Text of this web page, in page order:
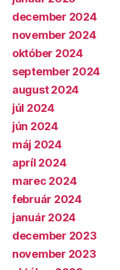
december 2024
november 2024
október 2024
september 2024
august 2024
júl 2024
jún 2024
máj 2024
apríl 2024
marec 2024
február 2024
január 2024
december 2023
november 2023